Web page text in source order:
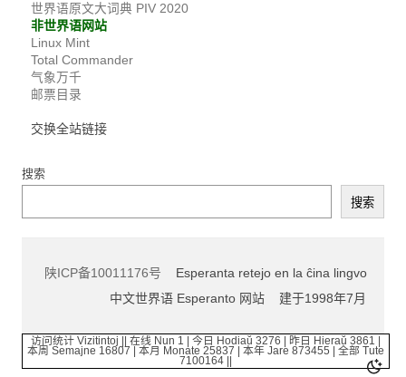
世界语原文大词典 PIV 2020
非世界语网站
Linux Mint
Total Commander
气象万千
邮票目录
交换全站链接
搜索
搜索
陕ICP备10011176号 Esperanta retejo en la ĉina lingvo
中文世界语 Esperanto 网站 建于1998年7月
访问统计 Vizitintoj || 在线 Nun 1 | 今日 Hodiaŭ 3276 | 昨日 Hieraŭ 3861 |
本周 Semajne 16807 | 本月 Monate 25837 | 本年 Jare 873455 | 全部 Tute
7100164 ||